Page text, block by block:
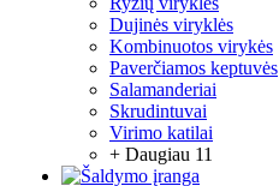
Dujinės viryklės
Kombinuotos virykės
Paverčiamos keptuvės
Salamanderiai
Skrudintuvai
Virimo katilai
+ Daugiau 11